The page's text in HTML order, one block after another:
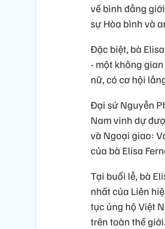
về bình đẳng
sự Hòa bình và
Đặc biệt, bà
- một không
nữ, có cơ hội
Đại sứ Nguyễn
Nam vinh dự
và Ngoại giao:
của bà Elisa
Tại buổi lễ, bà
nhất của Liên
tục ủng hộ Việt
trên toàn thế